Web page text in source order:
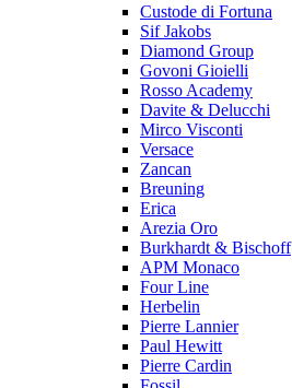
Custode di Fortuna
Sif Jakobs
Diamond Group
Govoni Gioielli
Rosso Academy
Davite & Delucchi
Mirco Visconti
Versace
Zancan
Breuning
Erica
Arezia Oro
Burkhardt & Bischoff
APM Monaco
Four Line
Herbelin
Pierre Lannier
Paul Hewitt
Pierre Cardin